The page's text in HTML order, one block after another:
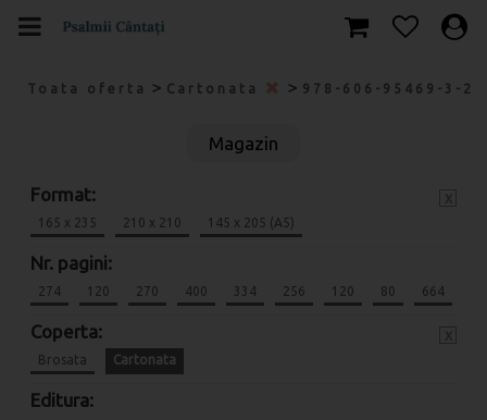
Toata oferta > Cartonata > 978-606-95469-3-2
Magazin
Format:
165 x 235 210 x 210 145 x 205 (A5)
Nr. pagini:
274 120 270 400 334 256 120 80 664
Coperta:
Brosata Cartonata
Editura: